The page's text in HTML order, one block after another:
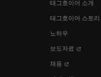
태그호이어 소개
태그호이어 스토리
노하우
보도자료
채용